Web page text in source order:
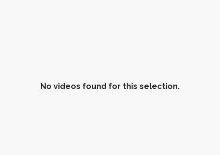
No videos found for this selection.